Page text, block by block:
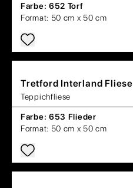
Farbe: 652 Torf
Format: 50 cm x 50 cm
Tretford Interland Fliese
Teppichfliese
Farbe: 653 Flieder
Format: 50 cm x 50 cm